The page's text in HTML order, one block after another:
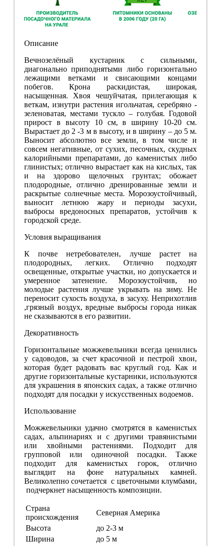
Описание
Вечнозелёный кустарник с сильными,
диагонально приподнятыми либо горизонтально
лежащими ветками и свисающими концами
побегов. Крона раскидистая, широкая,
насыщенная. Хвоя чешуйчатая, прилегающая к
веткам, изнутри растения игольчатая, серебряно -
зеленоватая, местами тускло – голубая. Годовой
прирост в высоту 10 см, в ширину 10-20 см.
Вырастает до 2 -3 м в высоту, и в ширину – до 5 м.
Выносит абсолютно все земли, в том числе и
совсем негативные, от сухих, песочных, скудных
калорийными препаратами, до каменистых либо
глинистых; отлично вырастает как на кислых, так
и на здорово щелочных грунтах; обожает
плодородные, отлично дренированные земли и
раскрытые солнечные места. Морозоустойчивый,
выносит летнюю жару и периоды засухи,
выбросы вредоносных препаратов, устойчив к
городской среде.
Условия выращивания
К почве нетребователен, лучше растет на
плодородных, легких. Отлично подходят
освещенные, открытые участки, но допускается и
умеренное затенение. Морозоустойчив, но
молодые растения лучше укрывать на зиму. Не
переносит сухость воздуха, в засуху. Неприхотлив
,грязный воздух, вредные выбросы города никак
не сказываются в его развитии.
Декоративность
Горизонтальные можжевельники всегда ценились
у садоводов, за счет красочной и пестрой хвои,
которая будет радовать вас круглый год. Как и
другие горизонтальные кустарники, используются
для украшения в японских садах, а также отлично
подходят для посадки у искусственных водоемов.
Использование
Можжевельники удачно смотрятся в каменистых
садах, альпинариях и с другими травянистыми
или хвойными растениями. Подходит для
групповой или одиночной посадки. Также
подходит для каменистых горок, отлично
выглядит на фоне натуральных камней.
Великолепно сочетается с цветочными клумбами,
подчеркнет насыщенность композиции.
Страна
происхождения
Северная Америка
Высота
до 2-3 м
Ширина
до 5 м